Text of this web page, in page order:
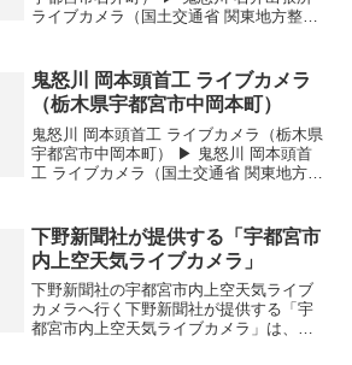
ライブカメラ（国土交通省 関東地方整備
にある下館河川事務所石井出張所に設置
されてお...
鬼怒川 岡本頭首工 ライブカメラ
（栃木県宇都宮市中岡本町）
鬼怒川 岡本頭首工 ライブカメラ（栃木県
宇都宮市中岡本町） ▶ 鬼怒川 岡本頭首
工 ライブカメラ（国土交通省 関東地方整
本町にある岡本頭首工に設置されてお
り、鬼怒川...
下野新聞社が提供する「宇都宮市
内上空天気ライブカメラ」
下野新聞社の宇都宮市内上空天気ライブ
カメラへ行く下野新聞社が提供する「宇
都宮市内上空天気ライブカメラ」は、宇